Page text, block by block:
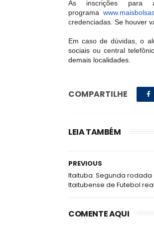
As inscrições
programa
credenciadas. Se houver
Em caso de dúvidas, o
sociaisou central
demais localidades.
COMPARTILHE
LEIA TAMBÉM
PREVIOUS
Itaituba: Segunda
Itaitubense de Futebol
COMENTE AQUI